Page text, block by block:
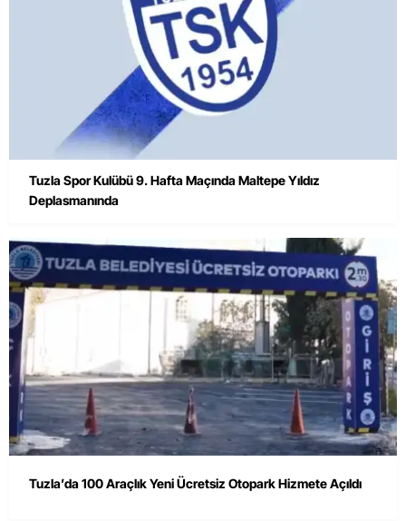
Tuzla Spor Kulübü 9. Hafta Maçında Maltepe Yıldız
Deplasmanında
Tuzla’da 100 Araçlık Yeni Ücretsiz Otopark Hizmete Açıldı